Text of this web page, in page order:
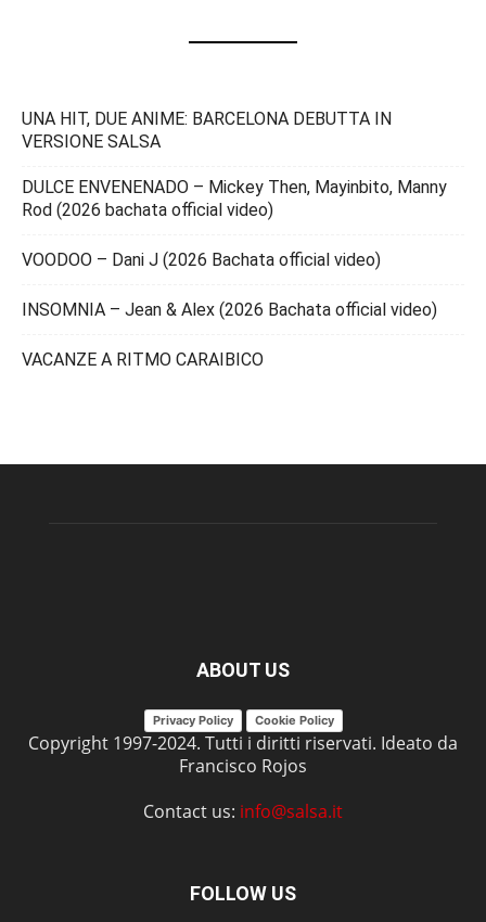
UNA HIT, DUE ANIME: BARCELONA DEBUTTA IN
VERSIONE SALSA
DULCE ENVENENADO – Mickey Then, Mayinbito, Manny
Rod (2026 bachata official video)
VOODOO – Dani J (2026 Bachata official video)
INSOMNIA – Jean & Alex (2026 Bachata official video)
VACANZE A RITMO CARAIBICO
ABOUT US
Privacy Policy Cookie Policy
Copyright 1997-2024. Tutti i diritti riservati. Ideato da
Francisco Rojos
Contact us: info@salsa.it
FOLLOW US